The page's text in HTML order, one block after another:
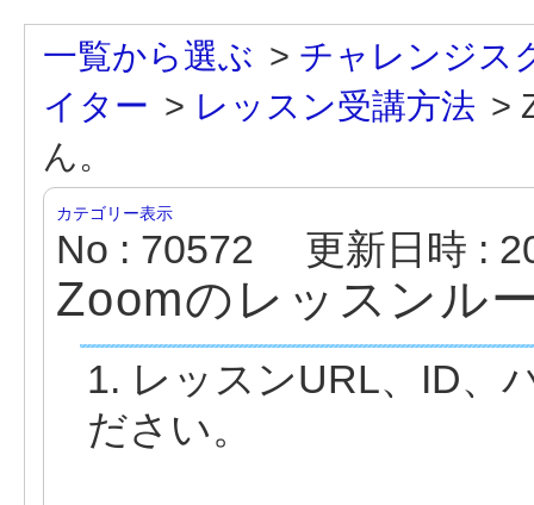
一覧から選ぶ > チャレンジス
イター > レッスン受講方法 >
ん。
カテゴリー表示
No : 70572 更新日時 :
Zoomのレッスンル
1. レッスンURL、ID、
ださい。